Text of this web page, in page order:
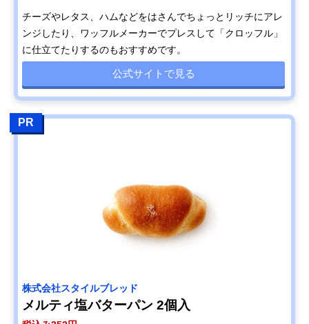
チーズやレタス、ハムなどをはさんでちょっとリッチにアレ
ンジしたり、ワッフルメーカーでプレスして「クロッフル」
に仕立てたりするのもおすすめです。
公式サイトで見る
PR
株式会社スタイルブレッド
メルティ塩バターパン 2個入